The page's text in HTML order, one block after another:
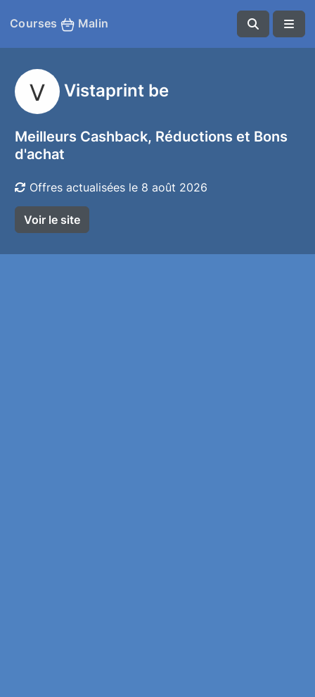
Courses Malin
Vistaprint be
Meilleurs Cashback, Réductions et Bons
d'achat
Offres actualisées le 8 août 2026
Voir le site